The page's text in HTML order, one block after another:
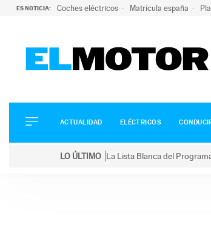
ES NOTICIA: Coches eléctricos Matrícula españa
ELÉCTRICOS
CONDUCIR
ACTUALIDAD ELÉCTRICOS
LO ÚLTIMO La Lista Blanca del